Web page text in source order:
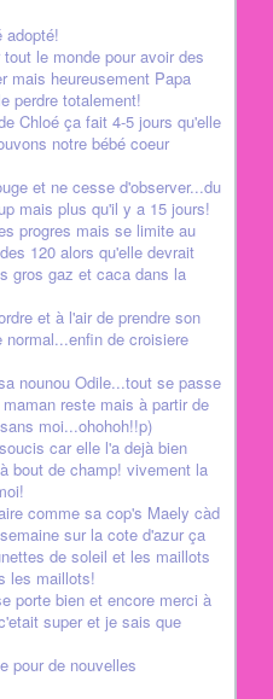
adopté!
le monde pour avoir des
mais heureusement Papa
perdre totalement!
Chloé ça fait 4-5 jours qu'elle
notre bébé coeur
et ne cesse d'observer...du
mais plus qu'il y a 15 jours!
progres mais se limite au
120 alors qu'elle devrait
gros gaz et caca dans la
et à l'air de prendre son
de croisiere
nounou Odile...tout se passe
reste mais à partir de
moi...ohohoh!!p)
car elle l'a dejà bien
bout de champ! vivement la
comme sa cop's Maely càd
sur la cote d'azur ça
de soleil et les maillots
les maillots!
porte bien et encore merci à
super et je sais que
pour de nouvelles